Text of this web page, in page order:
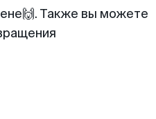
Также вы можете